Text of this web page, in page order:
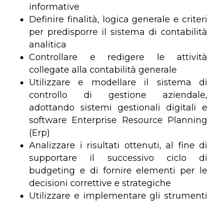
informative
Definire finalità, logica generale e criteri
per predisporre il sistema di contabilità
analitica
Controllare e redigere le attività
collegate alla contabilità generale
Utilizzare e modellare il sistema di
controllo di gestione aziendale,
adottando sistemi gestionali digitali e
software Enterprise Resource Planning
(Erp)
Analizzare i risultati ottenuti, al fine di
supportare il successivo ciclo di
budgeting e di fornire elementi per le
decisioni correttive e strategiche
Utilizzare e implementare gli strumenti